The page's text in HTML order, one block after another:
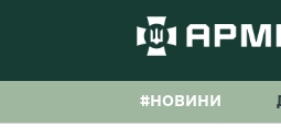
#НОВИНИ